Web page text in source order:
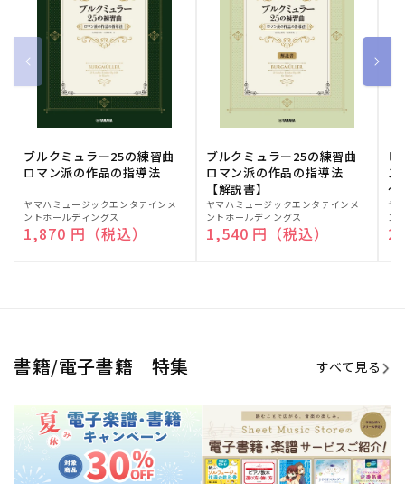
ブルクミュラー25の練習曲
ロマン派の作品の指導法
販
売
元:
ヤマハミュージックエンタテインメ
ントホールディングス
通常価格
1,870 円（税込）
ブルクミュラー25の練習曲
ロマン派の作品の指導法
【解説書】
販
売
元:
ヤマハミュージックエンタテインメ
ントホールディングス
通常価格
1,540 円（税込）
ピ
ス
～
販
売
元:
ヤ
ン
書籍/電子書籍 特集 すべて見る